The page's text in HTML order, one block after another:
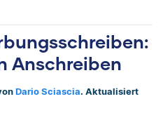
Anschreiben
Dario Sciascia. Aktualisiert